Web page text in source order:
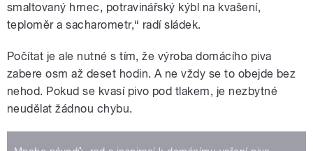
smaltovaný hrnec, potravinářský kýbl na kvašení,
teploměr a sacharometr,“ radí sládek.
Počítat je ale nutné s tím, že výroba domácího piva
zabere osm až deset hodin. A ne vždy se to obejde bez
nehod. Pokud se kvasí pivo pod tlakem, je nezbytné
neudělat žádnou chybu.